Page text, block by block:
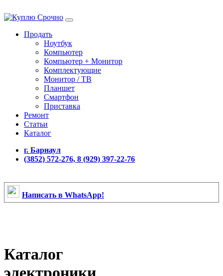
Продать
Ноутбук
Компьютер
Компьютер + Монитор
Комплектующие
Монитор / ТВ
Планшет
Смартфон
Приставка
Ремонт
Статьи
Каталог
г. Барнаул
(3852) 572-276, 8 (929) 397-22-76
Написать в WhatsApp!
Каталог